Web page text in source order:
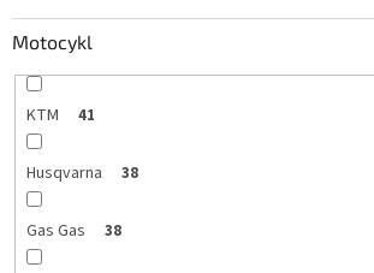
Motocykl
KTM 41
Husqvarna 38
Gas Gas 38